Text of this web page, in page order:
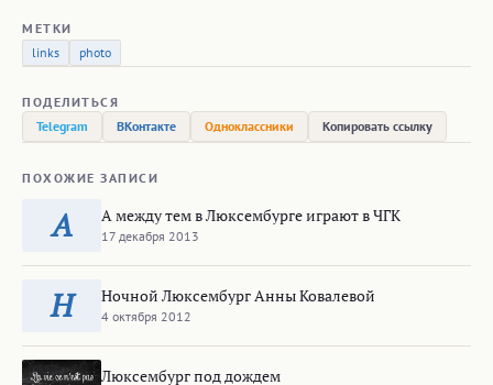
МЕТКИ
links
photo
ПОДЕЛИТЬСЯ
Telegram
ВКонтакте Одноклассники Копировать ссылку
ПОХОЖИЕ ЗАПИСИ
А А между тем в Люксембурге играют в ЧГК
17 декабря 2013
Н Ночной Люксембург Анны Ковалевой
4 октября 2012
Люксембург под дождем